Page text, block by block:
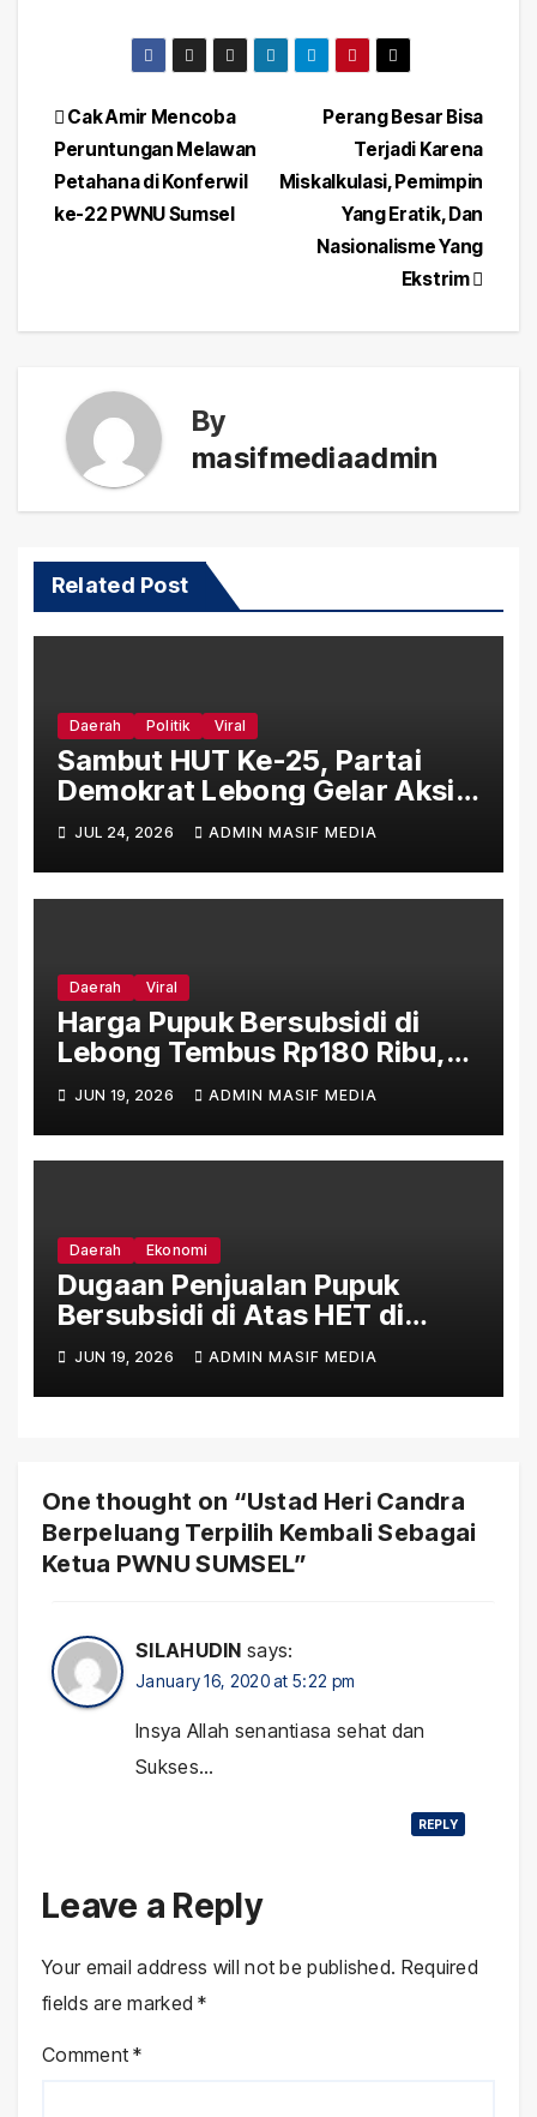
Post
navigation
Perang Besar Bisa
Terjadi Karena
Miskalkulasi, Pemimpin
Yang Eratik, Dan
Nasionalisme Yang
Ekstrim
Cak Amir Mencoba
Peruntungan Melawan
Petahana di Konferwil
ke-22 PWNU Sumsel
By
masifmediaadmin
Related Post
Daerah Politik Viral
Sambut HUT Ke-25, Partai
Demokrat Lebong Gelar Aksi
Bersih Rumah Ibadah Lewat
Gerakan Indonesia Asri Langit
Biru
JUL 24, 2026 ADMIN MASIF MEDIA
Daerah Viral
Harga Pupuk Bersubsidi di
Lebong Tembus Rp180 Ribu,
Jauh Lampaui HET Permentan
No. 15/2025
JUN 19, 2026 ADMIN MASIF MEDIA
Daerah Ekonomi
Dugaan Penjualan Pupuk
Bersubsidi di Atas HET di
Sejumlah Daerah Bengkulu
JUN 19, 2026 ADMIN MASIF MEDIA
One thought on “Ustad Heri Candra
Berpeluang Terpilih Kembali Sebagai
Ketua PWNU SUMSEL”
SILAHUDIN says:
January 16, 2020 at 5:22 pm
Insya Allah senantiasa sehat dan
Sukses…
REPLY
Leave a Reply
Your email address will not be published. Required
fields are marked*
Comment*